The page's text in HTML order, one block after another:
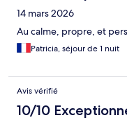
14 mars 2026
Au calme, propre, et
Patricia, séjour de 1 nuit
Avis vérifié
10/10